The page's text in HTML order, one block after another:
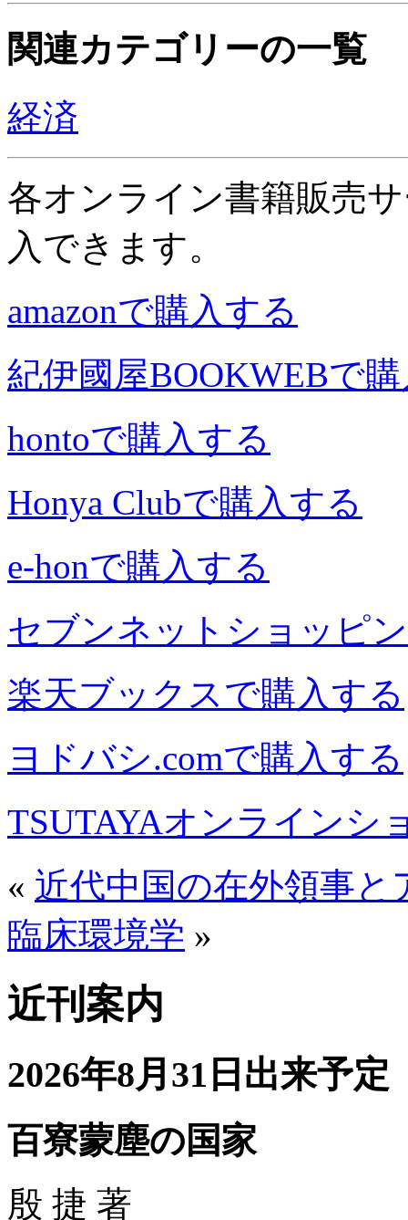
関連カテゴリーの一覧
経済
各オンライン書籍販売
入できます。
amazonで購入する
紀伊國屋BOOKWEBで
hontoで購入する
Honya Clubで購入する
e-honで購入する
セブンネットショッピ
楽天ブックスで購入する
ヨドバシ.comで購入する
TSUTAYAオンラインシ
« 近代中国の在外領事と
臨床環境学 »
近刊案内
2026年8月31日出来予定
百寮蒙塵の国家
殷 捷 著